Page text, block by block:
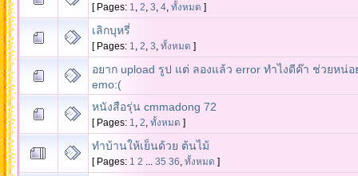
[ Pages: 1 2 3 4, ทั้งหมด ]
เลิกบุหรี่
[ Pages: 1 2 3 ทั้งหมด ]
อยาก upload รูป แต่ ลองแล้ว error ทำไงดีค๊า ช่วยหน่อ
emo:(
หนังสือรุ่น cmmadong 72
[ Pages: 1 2 ทั้งหมด ]
ทำบ้านให้เย็นด้วย ต้นไม้
[ Pages: 1 2 35 36 ทั้งหมด ]